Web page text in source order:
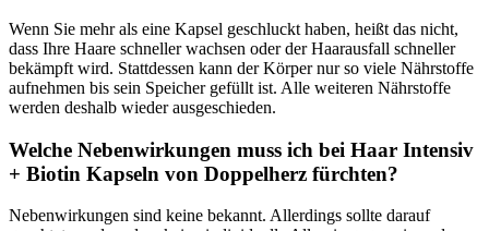
Wenn Sie mehr als eine Kapsel geschluckt haben, heißt das nicht,
dass Ihre Haare schneller wachsen oder der Haarausfall schneller
bekämpft wird. Stattdessen kann der Körper nur so viele Nährstoffe
aufnehmen bis sein Speicher gefüllt ist. Alle weiteren Nährstoffe
werden deshalb wieder ausgeschieden.
Welche Nebenwirkungen muss ich bei Haar Intensiv
+ Biotin Kapseln von Doppelherz fürchten?
Nebenwirkungen sind keine bekannt. Allerdings sollte darauf